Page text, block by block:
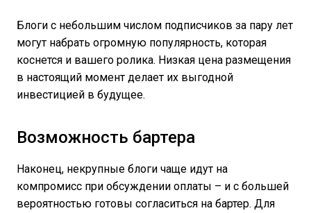
Блоги с небольшим числом подписчиков за пару лет
могут набрать огромную популярность, которая
коснется и вашего ролика. Низкая цена размещения
в настоящий момент делает их выгодной
инвестицией в будущее.
Возможность бартера
Наконец, некрупные блоги чаще идут на
компромисс при обсуждении оплаты – и с большей
вероятностью готовы согласиться на бартер. Для